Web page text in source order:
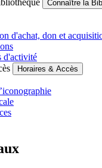
Connaître la
d'achat, don et
d'activité
Horaires & Accès